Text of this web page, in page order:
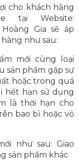
cho khách hàng
tại Website:
Gia sẽ áp
như sau:
mới cùng loại
sản phẩm gặp sự
hoặc trong quá
hết hạn sử dụng
là thời hạn cho
bao bì hoặc vỏ
như sau: Giao
sản phẩm khác